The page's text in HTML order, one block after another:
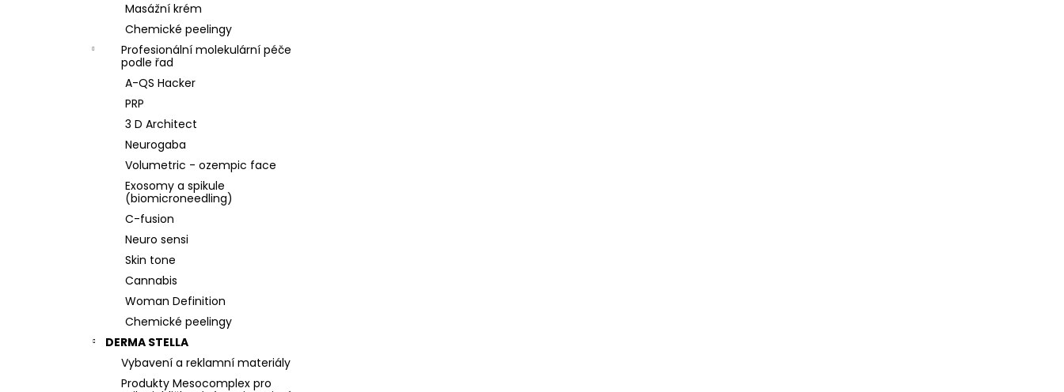
Masážní krém
Chemické peelingy
Profesionální molekulární péče
podle řad
A-QS Hacker
PRP
3 D Architect
Neurogaba
Volumetric - ozempic face
Exosomy a spikule
(biomicroneedling)
C-fusion
Neuro sensi
Skin tone
Cannabis
Woman Definition
Chemické peelingy
DERMA STELLA
Vybavení a reklamní materiály
Produkty Mesocomplex pro